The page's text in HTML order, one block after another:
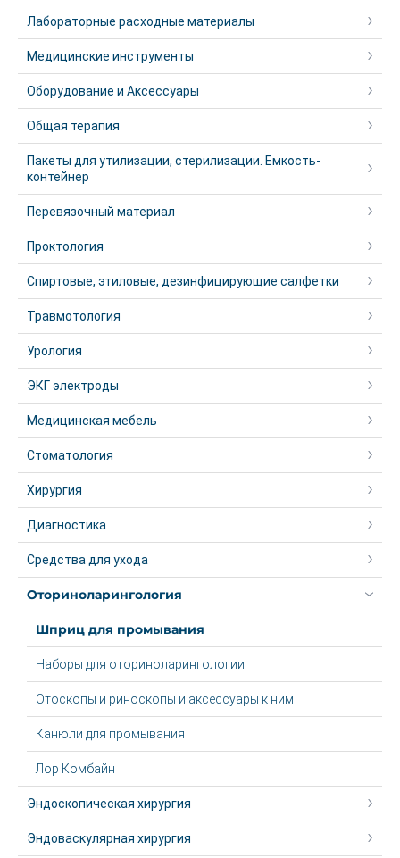
Лабораторные расходные материалы
Медицинские инструменты
Оборудование и Аксессуары
Общая терапия
Пакеты для утилизации, стерилизации. Емкость-
контейнер
Перевязочный материал
Проктология
Спиртовые, этиловые, дезинфицирующие салфетки
Травмотология
Урология
ЭКГ электроды
Медицинская мебель
Стоматология
Хирургия
Диагностика
Средства для ухода
Оториноларингология
Шприц для промывания
Наборы для оториноларингологии
Отоскопы и риноскопы и аксессуары к ним
Канюли для промывания
Лор Комбайн
Эндоскопическая хирургия
Эндоваскулярная хирургия